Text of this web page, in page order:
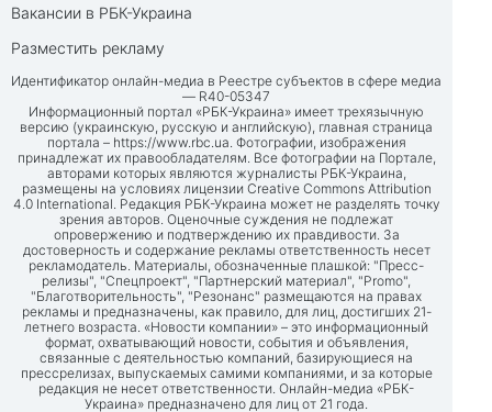
Вакансии в РБК-Украина
Разместить рекламу
Идентификатор онлайн-медиа в Реестре субъектов в сфере медиа
— R40-05347
Информационный портал «РБК-Украина» имеет трехязычную
версию (украинскую, русскую и английскую), главная страница
портала – https://www.rbc.ua. Фотографии, изображения
принадлежат их правообладателям. Все фотографии на Портале,
авторами которых являются журналисты РБК-Украина,
размещены на условиях лицензии Creative Commons Attribution
4.0 International. Редакция РБК-Украина может не разделять точку
зрения авторов. Оценочные суждения не подлежат
опровержению и подтверждению их правдивости. За
достоверность и содержание рекламы ответственность несет
рекламодатель. Материалы, обозначенные плашкой: "Пресс-
релизы", "Спецпроект", "Партнерский материал", "Promo",
"Благотворительность", "Резонанс" размещаются на правах
рекламы и предназначены, как правило, для лиц, достигших 21-
летнего возраста. «Новости компании» – это информационный
формат, охватывающий новости, события и объявления,
связанные с деятельностью компаний, базирующиеся на
прессрелизах, выпускаемых самими компаниями, и за которые
редакция не несет ответственности. Онлайн-медиа «РБК-
Украина» предназначено для лиц от 21 года.